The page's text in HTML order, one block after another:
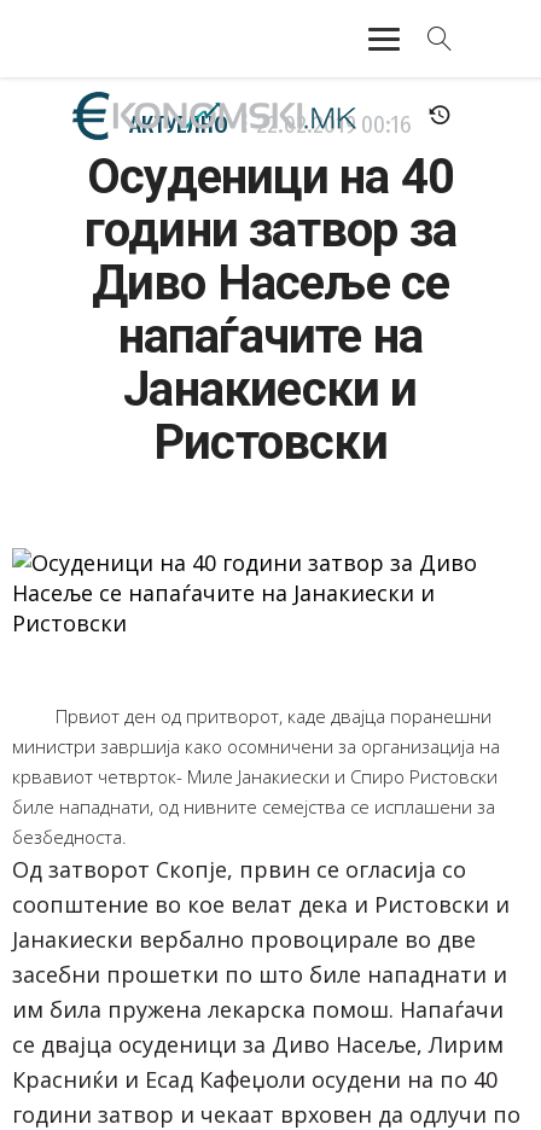
АКТУЕЛНО
ЕКОНОМИЈА
ФИНАНСИИ
БАНКАРСТВО
ЖИВОТ
МОЗАИК
АКТУЕЛНО 22.02.2019 00:16
Осуденици на 40
години затвор за
Диво Насеље се
напаѓачите на
Јанакиески и
Ристовски
Првиот ден од притворот, каде двајца поранешни
министри завршија како осомничени за организација на
крвавиот четврток- Миле Јанакиески и Спиро Ристовски
биле нападнати, од нивните семејства се исплашени за
безбедноста.
Од затворот Скопје, првин се огласија со
соопштение во кое велат дека и Ристовски и
Јанакиески вербално провоцирале во две
засебни прошетки по што биле нападнати и
им била пружена лекарска помош. Напаѓачи
се двајца осуденици за Диво Насеље, Лирим
Красниќи и Есад Кафеџоли осудени на по 40
години затвор и чекаат врховен да одлучи по